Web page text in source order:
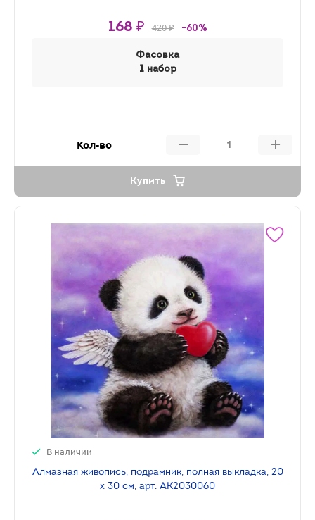
168 ₽ 420 ₽ -60%
Фасовка
1 набор
Кол-во
Купить
В наличии
Алмазная живопись, подрамник, полная выкладка, 20
х 30 см, арт. AK2030060